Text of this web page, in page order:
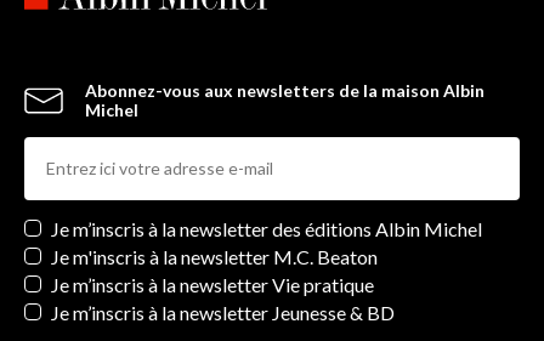
Abonnez-vous aux newsletters de la maison Albin
Michel
Newsletters
Je m’inscris à la newsletter des éditions Albin Michel
Je m'inscris à la newsletter M.C. Beaton
Je m’inscris à la newsletter Vie pratique
Je m’inscris à la newsletter Jeunesse & BD